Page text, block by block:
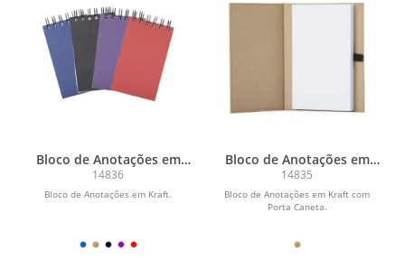
Bloco de Anotações em
Kraft
14836
Bloco de Anotações em Kraft.
Bloco de Anotações em
Kraft com Porta Caneta
14835
Bloco de Anotações em Kraft com
Porta Caneta.